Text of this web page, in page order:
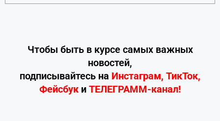
Чтобы быть в курсе самых важных
новостей,
подписывайтесь на Инстаграм, ТикТок,
Фейсбук и ТЕЛЕГРАММ-канал!